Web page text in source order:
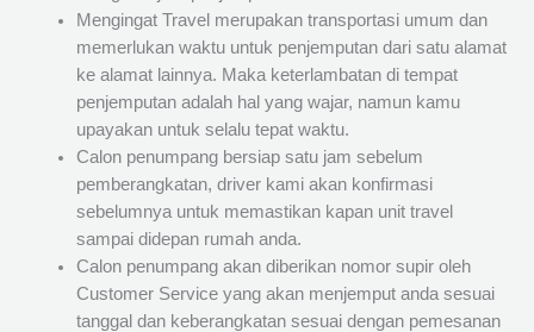
Mengingat Travel merupakan transportasi umum dan
memerlukan waktu untuk penjemputan dari satu alamat
ke alamat lainnya. Maka keterlambatan di tempat
penjemputan adalah hal yang wajar, namun kamu
upayakan untuk selalu tepat waktu.
Calon penumpang bersiap satu jam sebelum
pemberangkatan, driver kami akan konfirmasi
sebelumnya untuk memastikan kapan unit travel
sampai didepan rumah anda.
Calon penumpang akan diberikan nomor supir oleh
Customer Service yang akan menjemput anda sesuai
tanggal dan keberangkatan sesuai dengan pemesanan